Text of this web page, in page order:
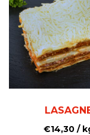
€14,30 /